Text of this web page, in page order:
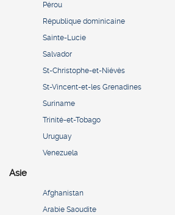
Pérou
République dominicaine
Sainte-Lucie
Salvador
St-Christophe-et-Niévès
St-Vincent-et-les Grenadines
Suriname
Trinité-et-Tobago
Uruguay
Venezuela
Asie
Afghanistan
Arabie Saoudite